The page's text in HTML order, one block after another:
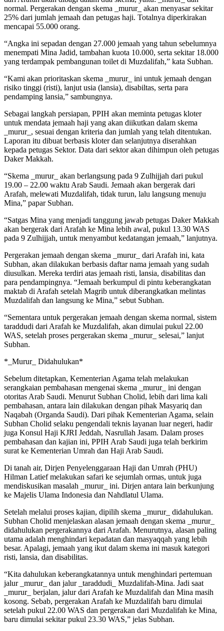
normal. Pergerakan dengan skema _murur_ akan menyasar sekitar
25% dari jumlah jemaah dan petugas haji. Totalnya diperkirakan
mencapai 55.000 orang.
“Angka ini sepadan dengan 27.000 jemaah yang tahun sebelumnya
menempati Mina Jadid, tambahan kuota 10.000, serta sekitar 18.000
yang terdampak pembangunan toilet di Muzdalifah,” kata Subhan.
“Kami akan prioritaskan skema _murur_ ini untuk jemaah dengan
risiko tinggi (risti), lanjut usia (lansia), disabiltas, serta para
pendamping lansia,” sambungnya.
Sebagai langkah persiapan, PPIH akan meminta petugas kloter
untuk mendata jemaah haji yang akan diikutkan dalam skema
_murur_, sesuai dengan kriteria dan jumlah yang telah ditentukan.
Laporan itu dibuat berbasis kloter dan selanjutnya diserahkan
kepada petugas Sektor. Data dari sektor akan dihimpun oleh petugas
Daker Makkah.
“Skema _murur_ akan berlangsung pada 9 Zulhijjah dari pukul
19.00 – 22.00 waktu Arab Saudi. Jemaah akan bergerak dari
Arafah, melewati Muzdalifah, tidak turun, lalu langsung menuju
Mina,” papar Subhan.
“Satgas Mina yang menjadi tanggung jawab petugas Daker Makkah
akan bergerak dari Arafah ke Mina lebih awal, pukul 13.30 WAS
pada 9 Zulhijjah, untuk menyambut kedatangan jemaah,” lanjutnya.
Pergerakan jemaah dengan skema _murur_ dari Arafah ini, kata
Subhan, akan dilakukan berbasis daftar nama jemaah yang sudah
diusulkan. Mereka terdiri atas jemaah risti, lansia, disabilitas dan
para pendampingnya. “Jemaah berkumpul di pintu keberangkatan
maktab di Arafah setelah Magrib untuk diberangkatkan melintas
Muzdalifah dan langsung ke Mina,” sebut Subhan.
“Sementara untuk pergerakan jemaah dengan skema normal, sistem
taraddudi dari Arafah ke Muzdalifah, akan dimulai pukul 22.00
WAS, setelah proses pergerakan skema _murur_ selesai,” lanjut
Subhan.
*_Murur_ Didahulukan*
Sebelum ditetapkan, Kementerian Agama telah melakukan
serangkaian pembahasan mengenai skema _murur_ ini dengan
otoritas Arab Saudi. Menurut Subhan Cholid, lebih dari lima kali
pembahasan, antara lain dilakukan dengan pihak Masyariq dan
Naqabah (Organda Saudi). Dari pihak Kementerian Agama, selain
Subhan Cholid selaku pengendali teknis layanan luar negeri, hadir
juga Konsul Haji KJRI Jeddah, Nasrullah Jasam. Dalam proses
pembahasan dan kajian ini, PPIH Arab Saudi juga telah berkirim
surat ke Kementerian Umrah dan Haji Arab Saudi.
Di tanah air, Dirjen Penyelenggaraan Haji dan Umrah (PHU)
Hilman Latief melakukan safari ke sejumlah ormas, untuk juga
mendiskusikan masalah _murur_ ini. Dirjen antara lain berkunjung
ke Majelis Ulama Indonesia dan Nahdlatul Ulama.
Setelah melalui proses kajian, dipilih skema _murur_ didahulukan.
Subhan Cholid menjelaskan alasan jemaah dengan skema _murur_
didahulukan pergerakannya dari Arafah. Menurutnya, alasan paling
utama adalah menghindari kepadatan dan masyaqqah yang lebih
besar. Apalagi, jemaah yang ikut dalam skema ini masuk kategori
risti, lansia, dan disabilitas.
“Kita dahulukan keberangkatannya untuk menghindari pertemuan
jalur _murur_ dan jalur _taraddudi_ Muzdalifah-Mina. Jadi saat
_murur_ berjalan, jalur dari Arafah ke Muzdalifah dan Mina masih
kosong. Sebab, pergerakan Arafah ke Muzdalifah baru dimulai
setelah pukul 22.00 WAS dan pergerakan dari Muzdalifah ke Mina,
baru dimulai sekitar pukul 23.30 WAS,” jelas Subhan.